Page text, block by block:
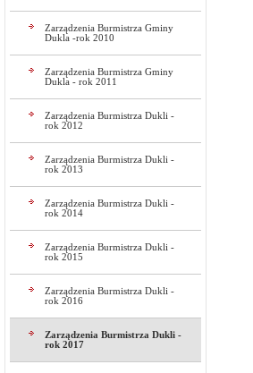
Zarządzenia Burmistrza Gminy
Dukla -rok 2010
Zarządzenia Burmistrza Gminy
Dukla - rok 2011
Zarządzenia Burmistrza Dukli -
rok 2012
Zarządzenia Burmistrza Dukli -
rok 2013
Zarządzenia Burmistrza Dukli -
rok 2014
Zarządzenia Burmistrza Dukli -
rok 2015
Zarządzenia Burmistrza Dukli -
rok 2016
Zarządzenia Burmistrza Dukli -
rok 2017